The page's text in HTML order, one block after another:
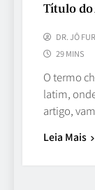
Título
DR. JÔ
29 MINS
O termo
latim,
artigo,
Leia Mais